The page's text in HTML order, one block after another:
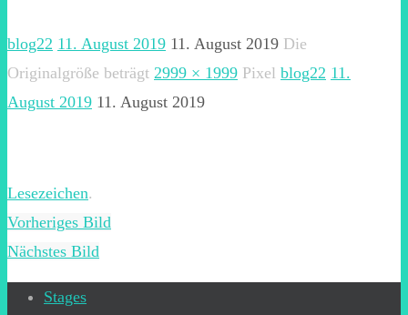
blog22 11. August 2019 11. August 2019 Die
Originalgröße beträgt 2999 × 1999 Pixel blog22 11.
August 2019 11. August 2019
Lesezeichen.
Vorheriges Bild
Nächstes Bild
Stages